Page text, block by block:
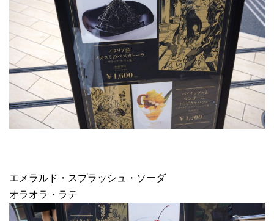
エメラルド・スプラッシュ・ソーダ
オラオラ・ラテ